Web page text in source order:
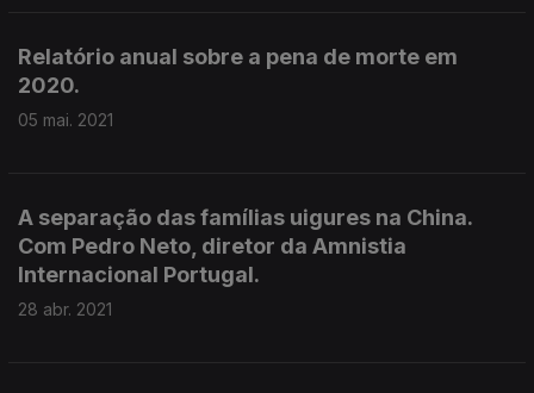
Relatório anual sobre a pena de morte em
2020.
05 mai. 2021
A separação das famílias uigures na China.
Com Pedro Neto, diretor da Amnistia
Internacional Portugal.
28 abr. 2021